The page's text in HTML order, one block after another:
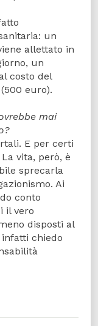
un
allettato in
un
costo del
euro).
mai
E per certi
vita, però, è
sprecarla
Ai
conto
il vero
disposti al
chiedo